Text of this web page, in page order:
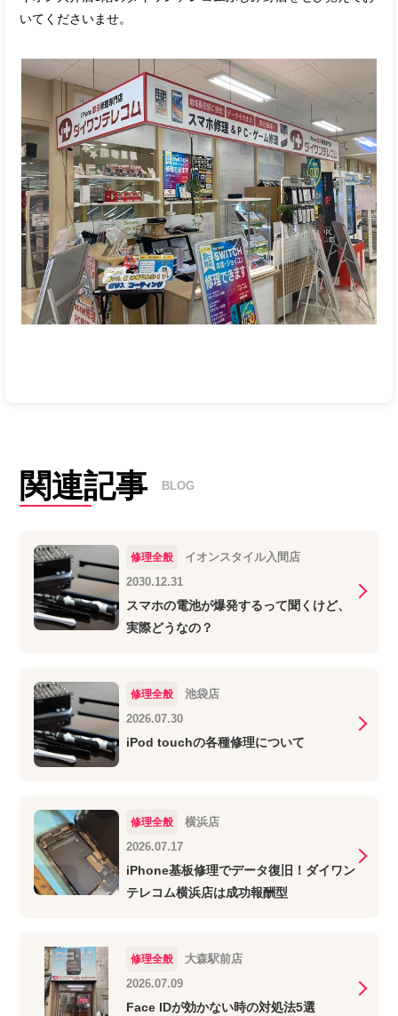
いてくださいませ。
関連記事 BLOG
修理全般
イオンスタイル入間店
2030.12.31
スマホの電池が爆発するって聞くけど、
実際どうなの？
修理全般
池袋店
2026.07.30
iPod touchの各種修理について
修理全般
横浜店
2026.07.17
iPhone基板修理でデータ復旧！ダイワン
テレコム横浜店は成功報酬型
修理全般
大森駅前店
2026.07.09
Face IDが効かない時の対処法5選